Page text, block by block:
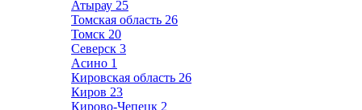
Атырау 25
Томская область 26
Томск 20
Северск 3
Асино 1
Кировская область 26
Киров 23
Кирово-Чепецк 2